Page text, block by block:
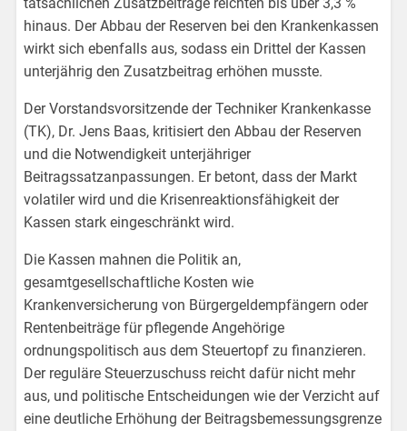
hinaus. Der Abbau der Reserven bei den Krankenkassen
wirkt sich ebenfalls aus, sodass ein Drittel der Kassen
unterjährig den Zusatzbeitrag erhöhen musste.
Der Vorstandsvorsitzende der Techniker Krankenkasse
(TK), Dr. Jens Baas, kritisiert den Abbau der Reserven
und die Notwendigkeit unterjähriger
Beitragssatzanpassungen. Er betont, dass der Markt
volatiler wird und die Krisenreaktionsfähigkeit der
Kassen stark eingeschränkt wird.
Die Kassen mahnen die Politik an,
gesamtgesellschaftliche Kosten wie
Krankenversicherung von Bürgergeldempfängern oder
Rentenbeiträge für pflegende Angehörige
ordnungspolitisch aus dem Steuertopf zu finanzieren.
Der reguläre Steuerzuschuss reicht dafür nicht mehr
aus, und politische Entscheidungen wie der Verzicht auf
eine deutliche Erhöhung der Beitragsbemessungsgrenze